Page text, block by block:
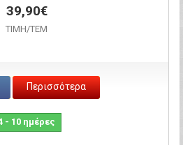
39,90€
ΤΙΜH/ΤΕΜ
Περισσότερα
- 10 ημέρες